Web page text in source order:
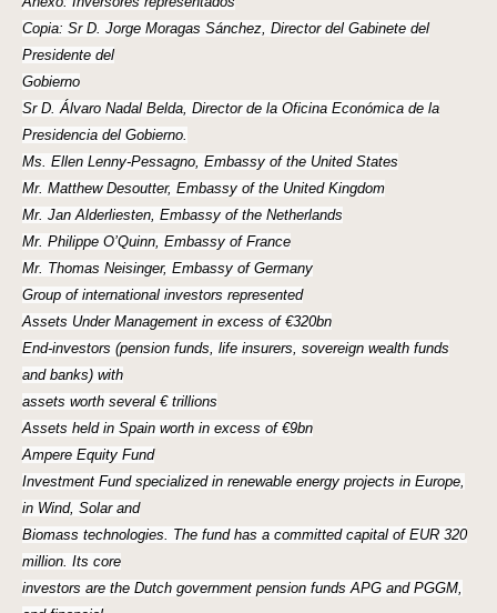
Copia: Sr D. Jorge Moragas Sánchez, Director del Gabinete del
Presidente del
Gobierno
Sr D. Álvaro Nadal Belda, Director de la Oficina Económica de la
Presidencia del Gobierno.
Ms. Ellen Lenny-Pessagno, Embassy of the United States
Mr. Matthew Desoutter, Embassy of the United Kingdom
Mr. Jan Alderliesten, Embassy of the Netherlands
Mr. Philippe O’Quinn, Embassy of France
Mr. Thomas Neisinger, Embassy of Germany
Group of international investors represented
Assets Under Management in excess of €320bn
End-investors (pension funds, life insurers, sovereign wealth funds
and banks) with
assets worth several € trillions
Assets held in Spain worth in excess of €9bn
Ampere Equity Fund
Investment Fund specialized in renewable energy projects in Europe,
in Wind, Solar and
Biomass technologies. The fund has a committed capital of EUR 320
million. Its core
investors are the Dutch government pension funds APG and PGGM,